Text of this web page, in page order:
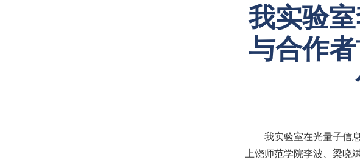
我实验
与合作
我实验室在光量子信
上饶师范学院李波、梁晓